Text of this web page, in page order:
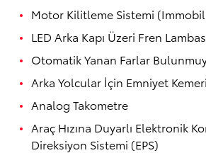
Motor Kilitleme Sistemi
LED Arka Kapı Üzeri Fren
Otomatik Yanan Farlar
Arka Yolcular İçin Emniyet Kemeri
Analog Takometre
Araç Hızına Duyarlı Elektronik
Direksiyon Sistemi (EPS)